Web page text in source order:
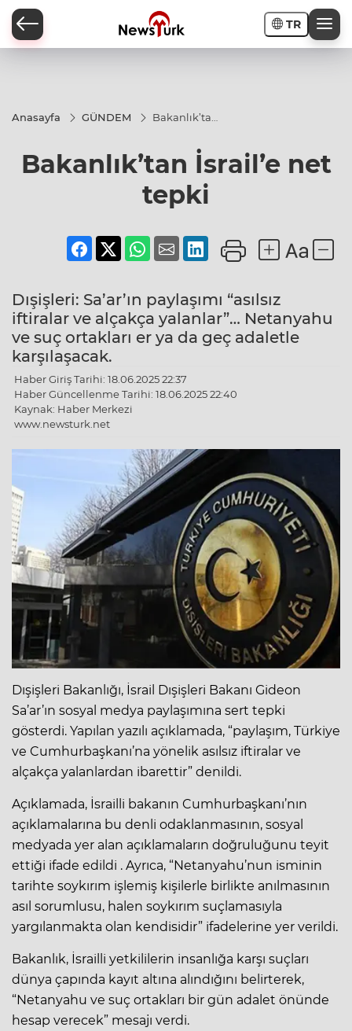
TR
Anasayfa GÜNDEM
Bakanlık’tan
Bakanlık’tan İsrail’e net
tepki
Dışişleri: Sa’ar’ın paylaşımı “asılsız
iftiralar ve alçakça yalanlar”… Netanyahu
ve suç ortakları er ya da geç adaletle
karşılaşacak.
Haber Giriş Tarihi: 18.06.2025 22:37
Haber Güncellenme Tarihi: 18.06.2025 22:40
Kaynak: Haber Merkezi
www.newsturk.net
Dışişleri Bakanlığı, İsrail Dışişleri Bakanı Gideon
Sa’ar’ın sosyal medya paylaşımına sert tepki
gösterdi. Yapılan yazılı açıklamada, “paylaşım, Türkiye
ve Cumhurbaşkanı’na yönelik asılsız iftiralar ve
alçakça yalanlardan ibarettir” denildi.
Açıklamada, İsrailli bakanın Cumhurbaşkanı’nın
açıklamalarına bu denli odaklanmasının, sosyal
medyada yer alan açıklamaların doğruluğunu teyit
ettiği ifade edildi . Ayrıca, “Netanyahu’nun isminin
tarihte soykırım işlemiş kişilerle birlikte anılmasının
asıl sorumlusu, halen soykırım suçlamasıyla
yargılanmakta olan kendisidir” ifadelerine yer verildi.
Bakanlık, İsrailli yetkililerin insanlığa karşı suçları
dünya çapında kayıt altına alındığını belirterek,
“Netanyahu ve suç ortakları bir gün adalet önünde
hesap verecek” mesajı verdi.